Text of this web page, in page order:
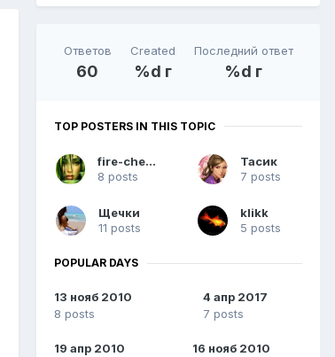
Ответов
60
Created
%d г
Последний ответ
%d г
TOP POSTERS IN THIS TOPIC
fire-cherry
8 posts
Тасик
7 posts
Щечки
11 posts
klikk
5 posts
POPULAR DAYS
13 нояб 2010
8 posts
4 апр 2017
7 posts
19 апр 2010
16 нояб 2010